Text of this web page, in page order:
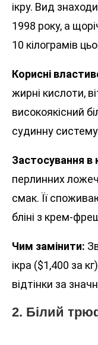
ікру. Вид
1998 року, а
10 кілограмів
Корисні
жирні кислоти,
високоякісний
судинну
Застосування в
перлинних
смак. Її
бліні з крем-
Чим замінити:
ікра ($1,400 за
відтінки за
2. Білий